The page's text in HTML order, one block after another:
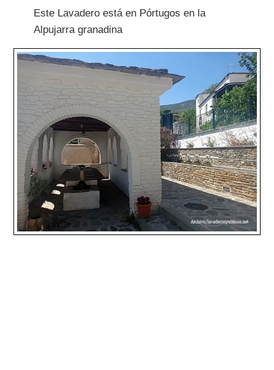
Este Lavadero está en Pórtugos en la
Alpujarra granadina